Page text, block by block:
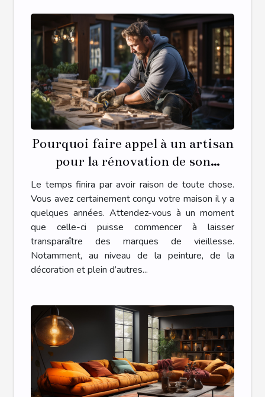
Pourquoi faire appel à un artisan
pour la rénovation de son
habitat ?
Le temps finira par avoir raison de toute chose.
Vous avez certainement conçu votre maison il y a
quelques années. Attendez-vous à un moment
que celle-ci puisse commencer à laisser
transparaître des marques de vieillesse.
Notamment, au niveau de la peinture, de la
décoration et plein d’autres...